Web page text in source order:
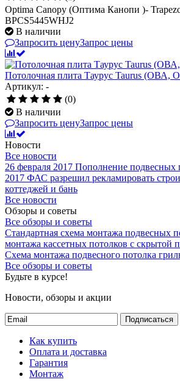
Optima Canopy (Оптима Канопи )-
BPCS5445WHJ2
В наличии
Запросить ценуЗапрос цены
Потолочная плита Таурус Taurus (ОВА,
Артикул: -
(0)
В наличии
Запросить ценуЗапрос цены
Новости
Все новости
26 февраля 2017 Пополнение подвесных
2017 ФАС разрешил рекламировать
коттеджей и бань
Все новости
Обзоры и советы
Все обзоры и советы
Стандартная схема монтажа подвесных
монтажа кассетных потолков с скрытой
Схема монтажа подвесного потолка
Все обзоры и советы
Будьте в курсе!
Новости, обзоры и акции
Подписаться
Как купить
Оплата и доставка
Гарантия
Монтаж